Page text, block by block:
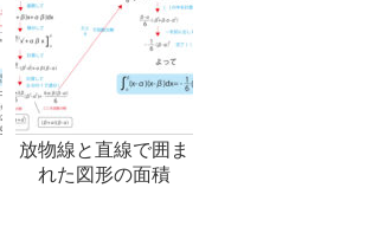
放物線と直線で囲ま
れた図形の面積